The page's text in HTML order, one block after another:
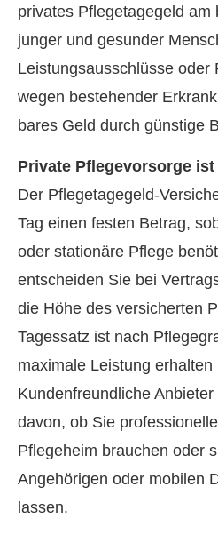
privates Pflegetagegeld am
junger und gesunder
Leistungsausschlüsse oder
wegen bestehender
bares Geld durch günstige
Private Pflegevorsorge
Der Pflegetagegeld-
Tag einen festen Betrag,
oder stationäre Pflege
entscheiden Sie bei
die Höhe des versicherten
Tagessatz ist nach
maximale Leistung
Kundenfreundliche
davon, ob Sie
Pflegeheim brauchen oder
Angehörigen oder mobilen
lassen.